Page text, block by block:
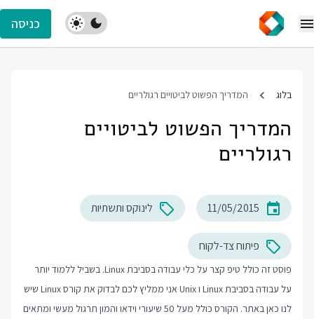
כניסה
בלוג המדריך הפשוט לביטויים רגולריים
המדריך הפשוט לביטויים
רגולריים
11/05/2015 לינוקס ותשתיות
פיתוח צד-לקוח
פוסט זה כולל טיפ קצר על כלי עבודה בסביבת Linux. בשביל ללמוד יותר
על עבודה בסביבת Linux ו Unix אני ממליץ לכם לבדוק את
קורס Linux
שיש
לנו כאן באתר. הקורס כולל מעל 50 שיעורי וידאו והמון תרגול מעשי ומתאים